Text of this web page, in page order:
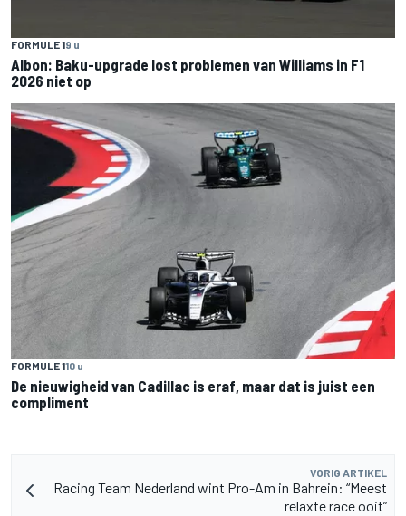
FORMULE 19 u
Albon: Baku-upgrade lost problemen van Williams in F1
2026 niet op
FORMULE 110 u
De nieuwigheid van Cadillac is eraf, maar dat is juist een
compliment
VORIG ARTIKEL
Racing Team Nederland wint Pro-Am in Bahrein: “Meest
relaxte race ooit”